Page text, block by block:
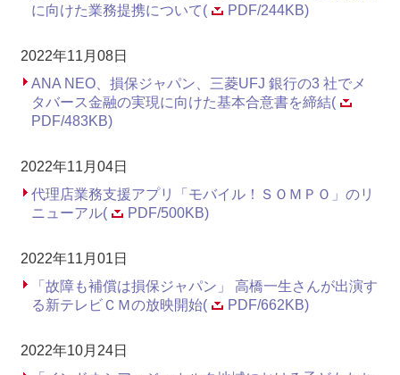
に向けた業務提携について(
PDF/244KB)
2022年11月08日
ANA NEO、損保ジャパン、三菱UFJ 銀行の3 社でメ
タバース金融の実現に向けた基本合意書を締結(
PDF/483KB)
2022年11月04日
代理店業務支援アプリ「モバイル！ＳＯＭＰＯ」のリ
ニューアル(
PDF/500KB)
2022年11月01日
「故障も補償は損保ジャパン」 高橋一生さんが出演す
る新テレビＣＭの放映開始(
PDF/662KB)
2022年10月24日